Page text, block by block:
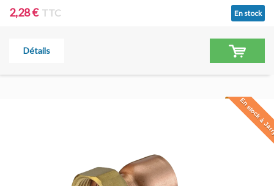
2,28 € TTC En stock
Détails
En stock à